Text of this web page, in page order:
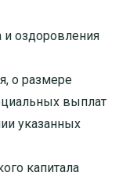
и оздоровления
о размере
выплат
указанных
капитала